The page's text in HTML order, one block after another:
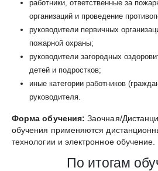
работники, ответственные за
организаций и проведение
руководители первичных
пожарной охраны;
руководители загородных
детей и подростков;
иные категории работников
руководителя.
Форма обучения: Заочная/
обучения применяются
технологии и электронное обучение.
По итогам